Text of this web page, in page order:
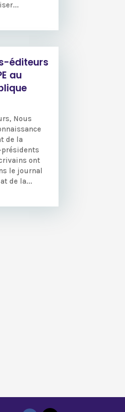
éditeurs
au
Nous
de la
ont
le journal
de la...